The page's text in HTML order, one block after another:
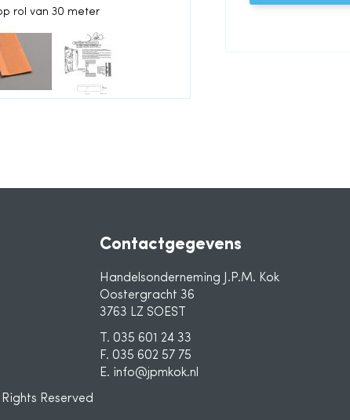
rol van 30 meter
Contactgegevens
Handelsonderneming J.P.M. Kok
Oostergracht 36
3763 LZ SOEST
T. 035 601 24 33
F. 035 602 57 75
E. info@jpmkok.nl
Reserved